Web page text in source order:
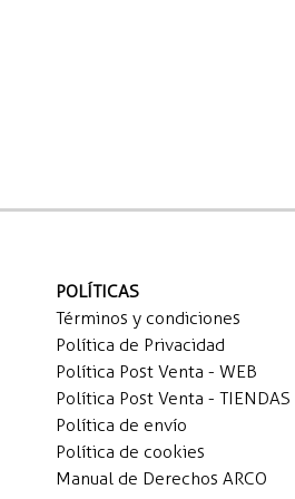
POLÍTICAS
Términos y condiciones
Política de Privacidad
Política Post Venta - WEB
Política Post Venta - TIENDAS
Política de envío
Política de cookies
Manual de Derechos ARCO